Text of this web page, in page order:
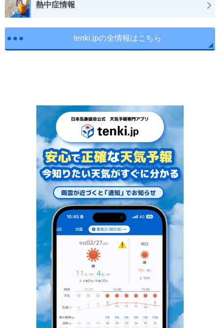
熱中症情報
tenki.jpの全情報はこちら